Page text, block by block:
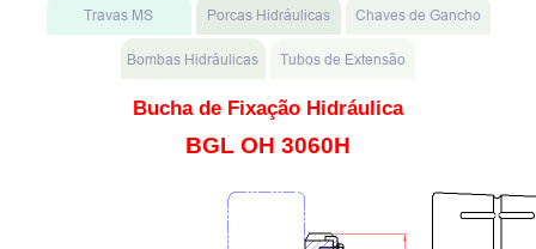
Bucha de Fixação Hidráulica
BGL OH 3060H